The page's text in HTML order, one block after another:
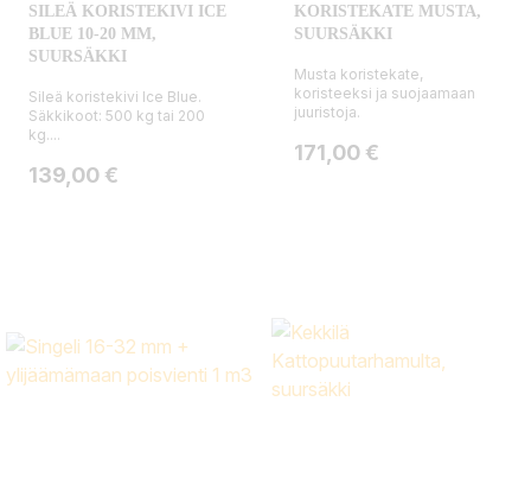
SILEÄ KORISTEKIVI ICE
BLUE 10-20 MM,
SUURSÄKKI
Sileä koristekivi Ice Blue.
Säkkikoot: 500 kg tai 200
kg....
Hinta
139,00 €
KORISTEKATE MUSTA,
SUURSÄKKI
Musta koristekate,
koristeeksi ja suojaamaan
juuristoja.
Hinta
171,00 €